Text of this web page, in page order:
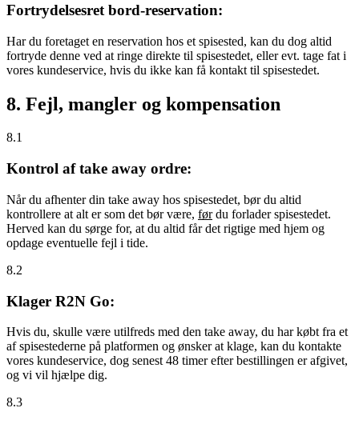
Fortrydelsesret bord-reservation:
Har du foretaget en reservation hos et spisested, kan du dog altid
fortryde denne ved at ringe direkte til spisestedet, eller evt. tage fat i
vores kundeservice, hvis du ikke kan få kontakt til spisestedet.
8. Fejl, mangler og kompensation
8.1
Kontrol af take away ordre:
Når du afhenter din take away hos spisestedet, bør du altid
kontrollere at alt er som det bør være, førdu forlader spisestedet.
Herved kan du sørge for, at du altid får det rigtige med hjem og
opdage eventuelle fejl i tide.
8.2
Klager R2N Go:
Hvis du, skulle være utilfreds med den take away, du har købt fra et
af spisestederne på platformen og ønsker at klage, kan du kontakte
vores kundeservice, dog senest 48 timer efter bestillingen er afgivet,
og vi vil hjælpe dig.
8.3